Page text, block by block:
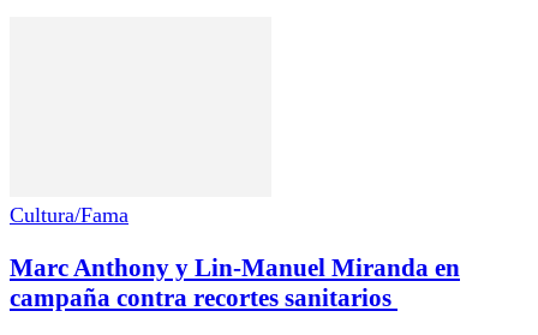
Cultura/Fama
Marc Anthony y Lin-Manuel Miranda en
campaña contra recortes sanitarios